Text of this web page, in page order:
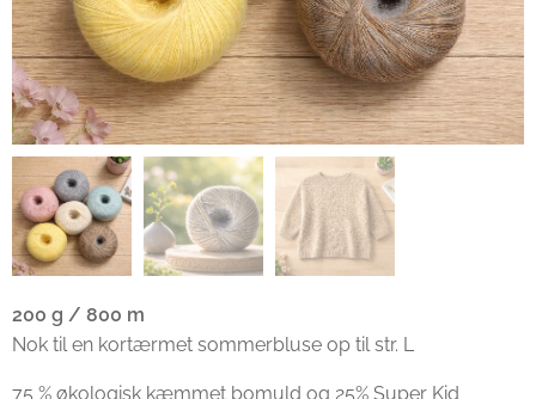
200 g / 800 m
Nok til en kortærmet sommerbluse op til str. L
75 % økologisk kæmmet bomuld og 25% Super Kid